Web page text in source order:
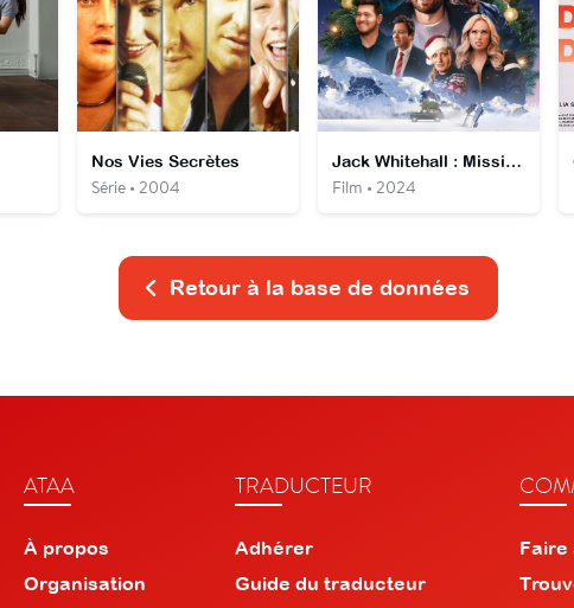
Nos Vies Secrètes
Série • 2004
Jack Whitehall : Mission Noël
Film • 2024
Retour à la base de données
ATAA
À propos
Organisation
TRADUCTEUR
Adhérer
Guide du traducteur